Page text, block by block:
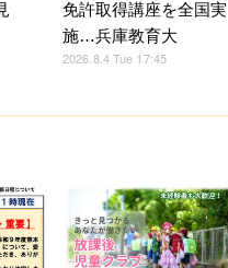
免許取得講座を全国実
施…兵庫教育大
2026.8.4 Tue 17:45